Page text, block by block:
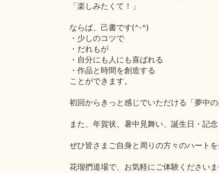
「楽しみたくて！」
ならば、己書です(^-^)
・少しのコツで
・だれもが
・自分にも人にも喜ばれる
・作品と時間を創造する
ことができます。
初回からきっと感じでいただける「夢中
また、年賀状、暑中見舞い、誕生日・記
ぜひ皆さまご自身と周りの方々のハート
花瑠捫道場で、お気軽にご体験ください